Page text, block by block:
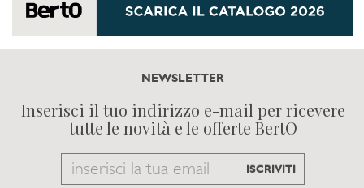
NEWSLETTER
Inserisci il tuo indirizzo e-mail per ricevere
tutte le novità e le offerte BertO
Email ISCRIVITI